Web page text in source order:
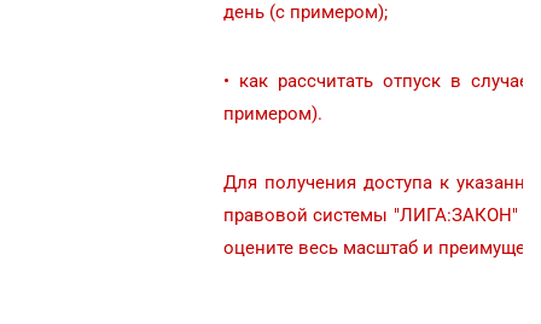
день (с примером);
• как рассчитать отпуск в
примером).
Для получения доступа к
правовой системы "ЛИГА:ЗАКОН" -
оцените весь масштаб и